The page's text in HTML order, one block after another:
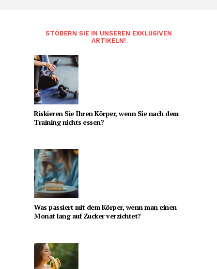
STÖBERN SIE IN UNSEREN EXKLUSIVEN
ARTIKELN!
Riskieren Sie Ihren Körper, wenn Sie nach dem
Training nichts essen?
Was passiert mit dem Körper, wenn man einen
Monat lang auf Zucker verzichtet?